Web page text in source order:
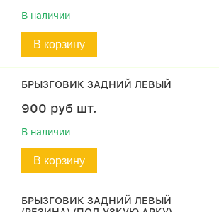
В наличии
В корзину
БРЫЗГОВИК ЗАДНИЙ ЛЕВЫЙ
900 руб шт.
В наличии
В корзину
БРЫЗГОВИК ЗАДНИЙ ЛЕВЫЙ